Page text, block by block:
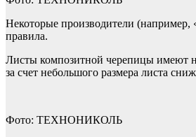
Некоторые производители
правила.
Листы композитной черепицы имеют
за счет небольшого размера листа
Фото: ТЕХНОНИКОЛЬ